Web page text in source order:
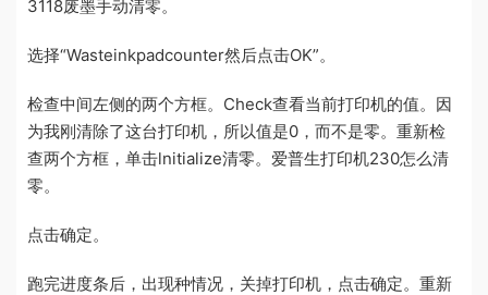
3118废墨手动清零。
选择“Wasteinkpadcounter然后点击OK”。
检查中间左侧的两个方框。Check查看当前打印机的值。因
为我刚清除了这台打印机，所以值是0，而不是零。重新检
查两个方框，单击lnitialize清零。爱普生打印机230怎么清
零。
点击确定。
跑完进度条后，出现种情况，关掉打印机，点击确定。重新